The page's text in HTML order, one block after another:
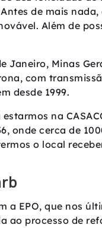
de mais
Além de
Janeiro, Minas
com
desde 1999.
na
onde cerca de
o local
a EPO, que nos
processo de